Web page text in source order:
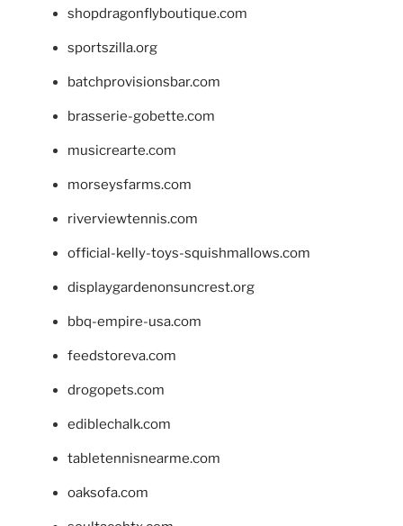
shopdragonflyboutique.com
sportszilla.org
batchprovisionsbar.com
brasserie-gobette.com
musicrearte.com
morseysfarms.com
riverviewtennis.com
official-kelly-toys-squishmallows.com
displaygardenonsuncrest.org
bbq-empire-usa.com
feedstoreva.com
drogopets.com
ediblechalk.com
tabletennisnearme.com
oaksofa.com